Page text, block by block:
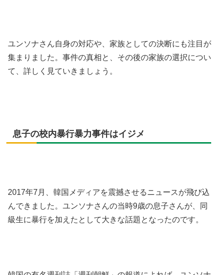
ユンソナさん自身の対応や、家族としての決断にも注目が
集まりました。事件の真相と、その後の家族の選択につい
て、詳しく見ていきましょう。
息子の校内暴行暴力事件はイジメ
2017年7月、韓国メディアを震撼させるニュースが飛び込
んできました。ユンソナさんの当時9歳の息子さんが、同
級生に暴行を加えたとして大きな話題となったのです。